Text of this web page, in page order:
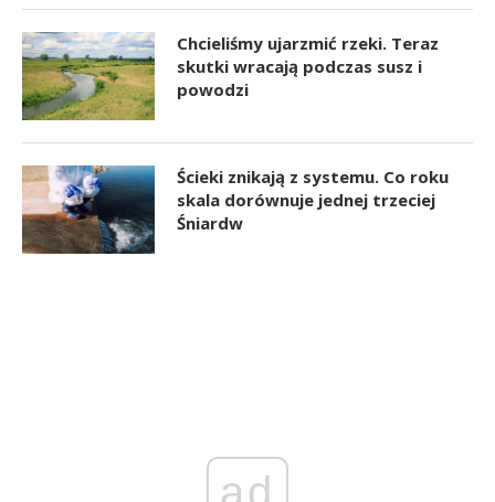
Chcieliśmy ujarzmić rzeki. Teraz
skutki wracają podczas susz i
powodzi
Ścieki znikają z systemu. Co roku
skala dorównuje jednej trzeciej
Śniardw
ad